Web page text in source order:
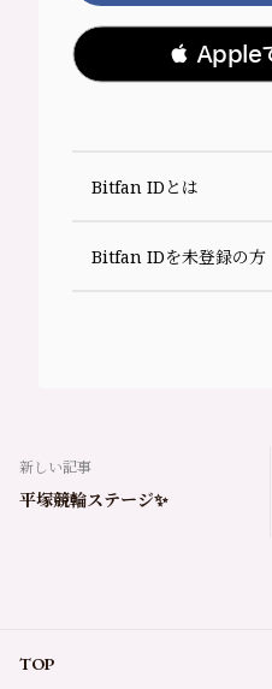
 Appleで
Bitfan IDとは
Bitfan IDを未登録の方
新しい記事
平塚競輪ステージ✨
TOP